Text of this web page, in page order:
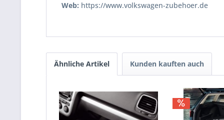
Web: https://www.volkswagen-zubehoer.de
Ähnliche Artikel Kunden kauften auch